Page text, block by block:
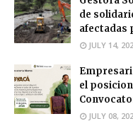
de
afectadas
JULY 14,
el
JULY 08,